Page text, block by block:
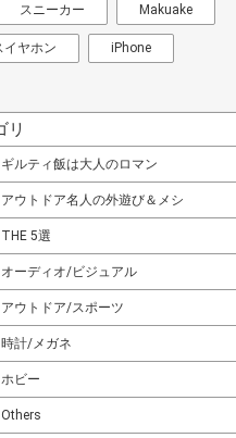
スニーカー Makuake
イヤホン iPhone
リ
ギルティ飯は大人のロマン
アウトドア名人の外遊び＆メシ
THE 5選
オーディオ/ビジュアル
アウトドア/スポーツ
時計/メガネ
ホビー
Others